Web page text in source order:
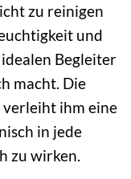
zu reinigen
und
Begleiter
macht. Die
verleiht ihm eine
in jede
zu wirken.